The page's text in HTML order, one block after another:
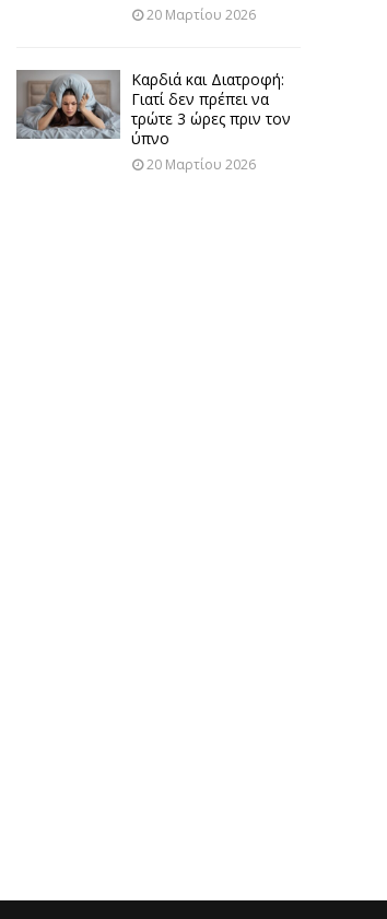
20 Μαρτίου 2026
Καρδιά και Διατροφή:
Γιατί δεν πρέπει να
τρώτε 3 ώρες πριν τον
ύπνο
20 Μαρτίου 2026